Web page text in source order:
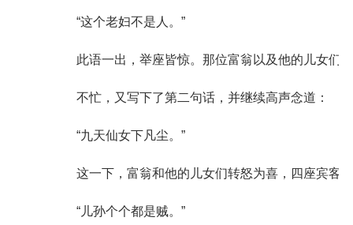
“这个老妇不是人。”
此语一出，举座皆惊。那位富翁以及他的儿女们
不忙，又写下了第二句话，并继续高声念道：
“九天仙女下凡尘。”
这一下，富翁和他的儿女们转怒为喜，四座宾客
“儿孙个个都是贼。”